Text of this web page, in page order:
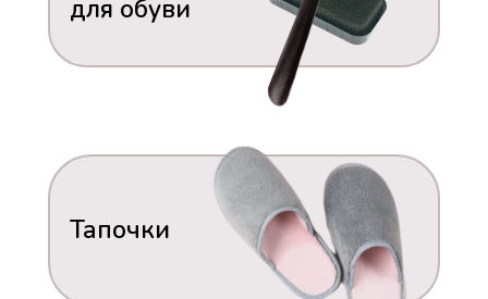
Тапочки
для обуви